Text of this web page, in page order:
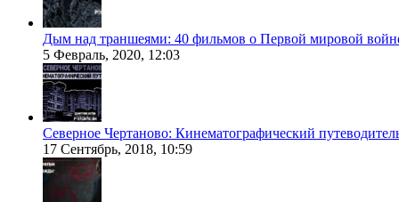
Дым над траншеями: 40 фильмов о Первой мировой
5 Февраль, 2020, 12:03
Северное Чертаново: Кинематографический
17 Сентябрь, 2018, 10:59